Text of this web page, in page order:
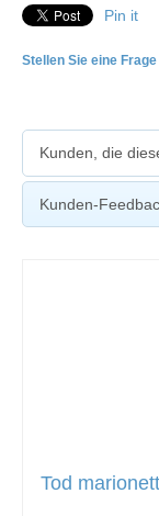
Pin it
Stellen Sie eine Frage
Kunden, die
Kunden-
Tod